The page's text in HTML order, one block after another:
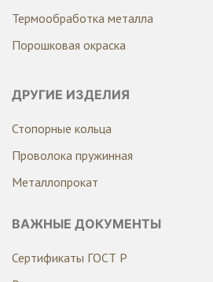
Термообработка металла
Порошковая окраска
ДРУГИЕ ИЗДЕЛИЯ
Стопорные кольца
Проволока пружинная
Металлопрокат
ВАЖНЫЕ ДОКУМЕНТЫ
Сертификаты ГОСТ Р